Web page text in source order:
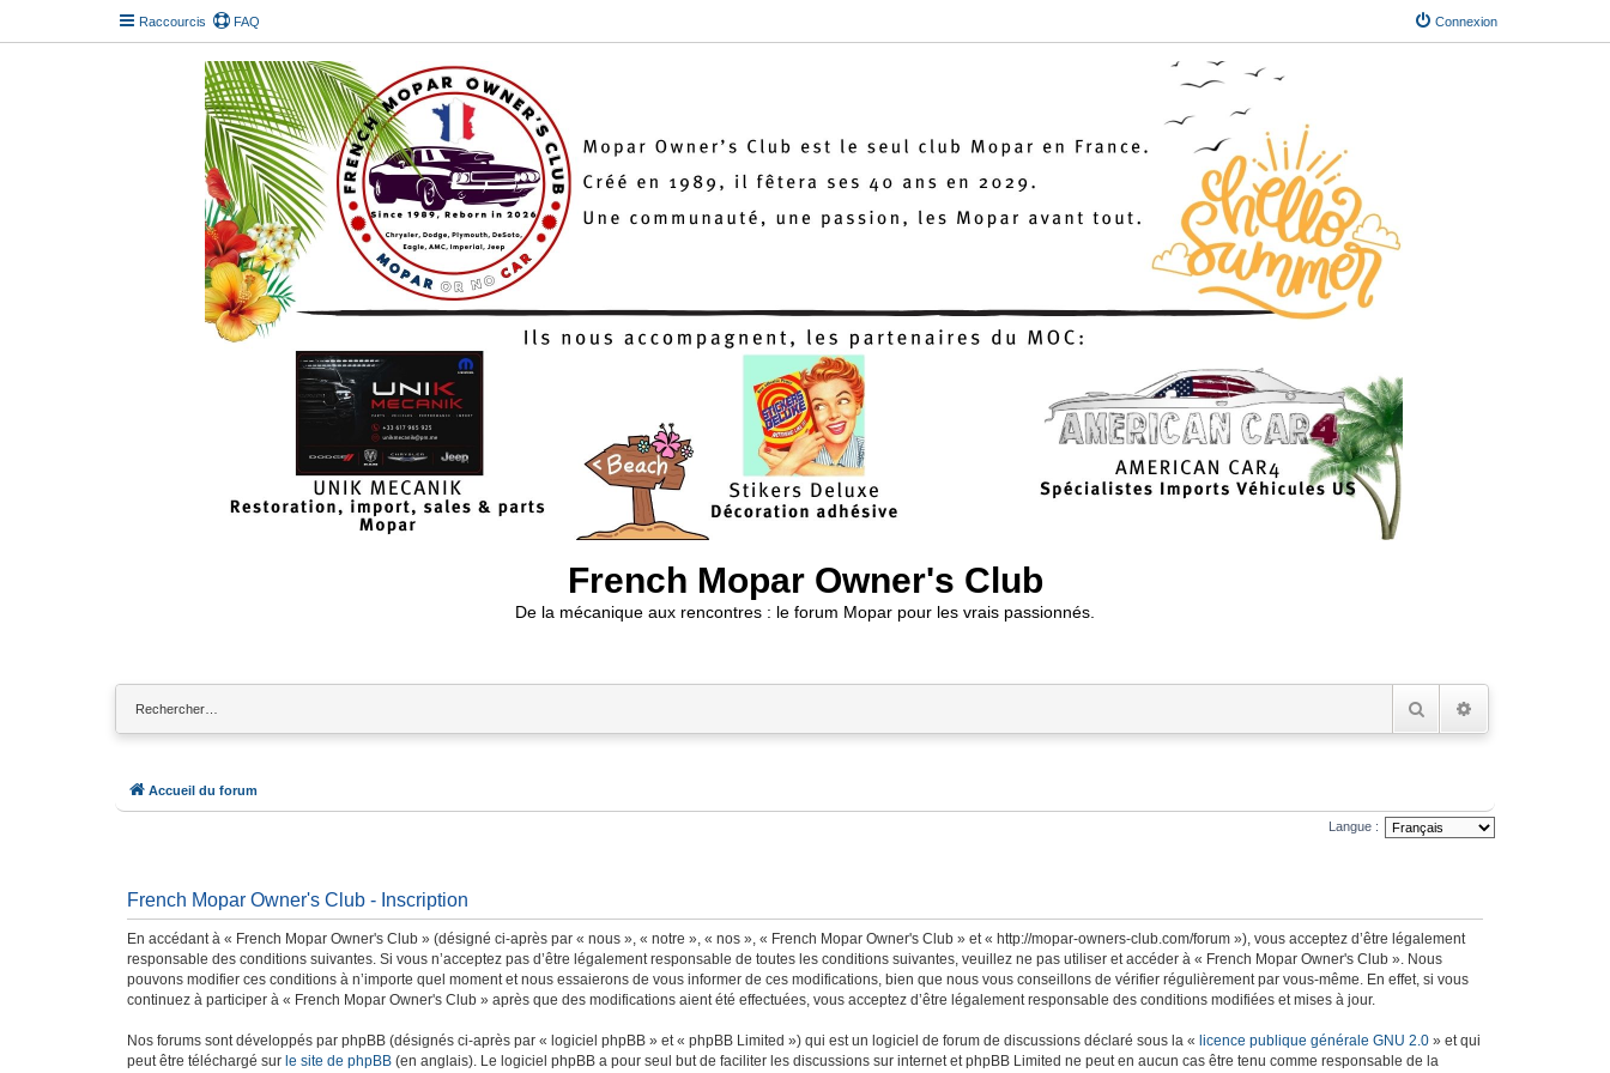
Raccourcis FAQ Connexion
French Mopar Owner's Club
De la mécanique aux rencontres : le forum Mopar pour les vrais passionnés.
RechercherRecherche avancée
Accueil du forum
Langue :
French Mopar Owner's Club - Inscription
En accédant à « French Mopar Owner's Club » (désigné ci-après par « nous », « notre », « nos », « French Mopar Owner's Club » et « http://mopar-owners-club.com/forum »), vous acceptez d’être légalement
responsable des conditions suivantes. Si vous n’acceptez pas d’être légalement responsable de toutes les conditions suivantes, veuillez ne pas utiliser et accéder à « French Mopar Owner's Club ». Nous
pouvons modifier ces conditions à n’importe quel moment et nous essaierons de vous informer de ces modifications, bien que nous vous conseillons de vérifier régulièrement par vous-même. En effet, si vous
continuez à participer à « French Mopar Owner's Club » après que des modifications aient été effectuées, vous acceptez d’être légalement responsable des conditions modifiées et mises à jour.
Nos forums sont développés par phpBB (désignés ci-après par « logiciel phpBB » et « phpBB Limited ») qui est un logiciel de forum de discussions déclaré sous la « licence publique générale GNU 2.0 » et qui
peut être téléchargé sur le site de phpBB (en anglais). Le logiciel phpBB a pour seul but de faciliter les discussions sur internet et phpBB Limited ne peut en aucun cas être tenu comme responsable de la